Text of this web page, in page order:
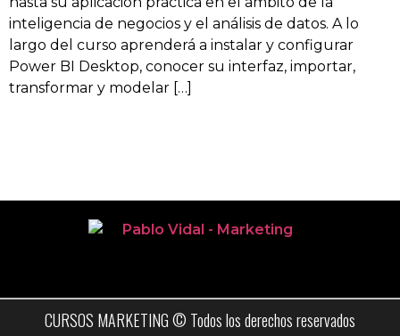
inteligencia de negocios y el análisis de datos. A lo
largo del curso aprenderá a instalar y configurar
Power BI Desktop, conocer su interfaz, importar,
transformar y modelar […]
CURSOS MARKETING © Todos los derechos reservados